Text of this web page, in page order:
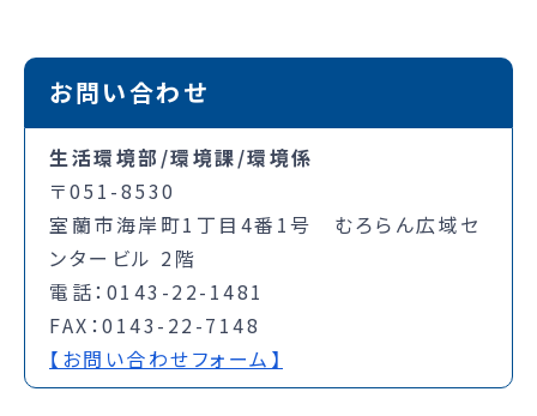
お問い合わせ
生活環境部/環境課/環境係
〒051-8530
室蘭市海岸町1丁目4番1号 むろらん広域セ
ンタービル 2階
電話：0143-22-1481
FAX：0143-22-7148
【お問い合わせフォーム】